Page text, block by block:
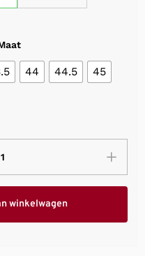
44 44.5
45
winkelwagen